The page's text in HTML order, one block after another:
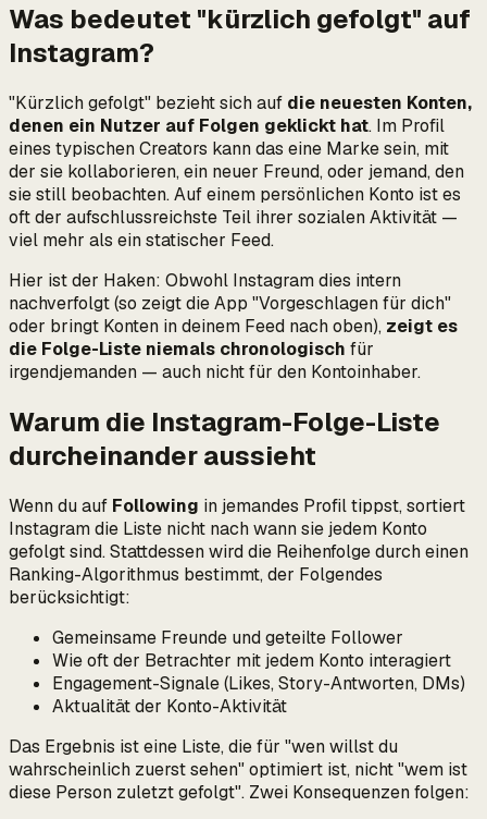
Was bedeutet "kürzlich gefolgt" auf
Instagram?
"Kürzlich gefolgt" bezieht sich auf die neuesten Konten,
denen ein Nutzer auf Folgen geklickt hat. Im Profil
eines typischen Creators kann das eine Marke sein, mit
der sie kollaborieren, ein neuer Freund, oder jemand, den
sie still beobachten. Auf einem persönlichen Konto ist es
oft der aufschlussreichste Teil ihrer sozialen Aktivität —
viel mehr als ein statischer Feed.
Hier ist der Haken: Obwohl Instagram dies intern
nachverfolgt (so zeigt die App "Vorgeschlagen für dich"
oder bringt Konten in deinem Feed nach oben), zeigt es
die Folge-Liste niemals chronologisch für
irgendjemanden — auch nicht für den Kontoinhaber.
Warum die Instagram-Folge-Liste
durcheinander aussieht
Wenn du auf Following in jemandes Profil tippst, sortiert
Instagram die Liste nicht nachwannsie jedem Konto
gefolgt sind. Stattdessen wird die Reihenfolge durch einen
Ranking-Algorithmus bestimmt, der Folgendes
berücksichtigt:
Gemeinsame Freunde und geteilte Follower
Wie oft der Betrachter mit jedem Konto interagiert
Engagement-Signale (Likes, Story-Antworten, DMs)
Aktualität der Konto-Aktivität
Das Ergebnis ist eine Liste, die für "wen willst du
wahrscheinlich zuerst sehen" optimiert ist, nicht "wem ist
diese Person zuletzt gefolgt". Zwei Konsequenzen folgen: